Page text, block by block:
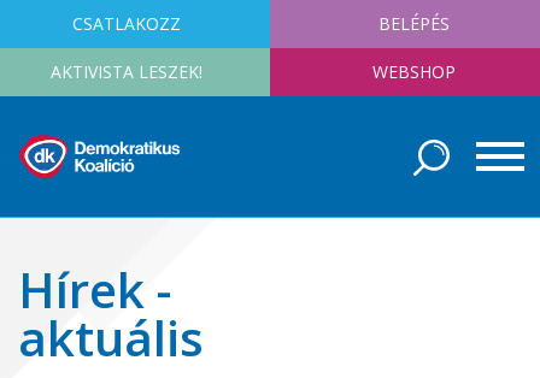
CSATLAKOZZ BELÉPÉS
AKTIVISTA LESZEK! WEBSHOP
Hírek -
aktuális